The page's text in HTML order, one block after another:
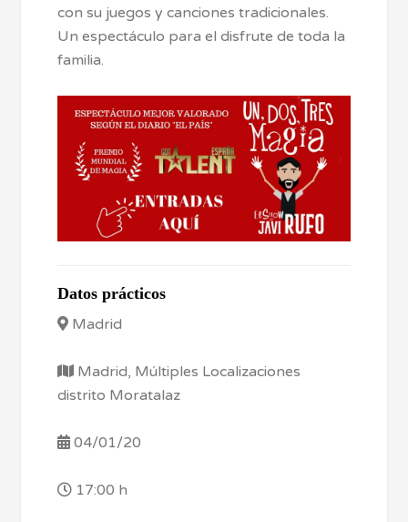
con su juegos y canciones tradicionales.
Un espectáculo para el disfrute de toda la
familia.
Datos prácticos
Madrid
Madrid, Múltiples Localizaciones
distrito Moratalaz
04/01/20
17:00 h